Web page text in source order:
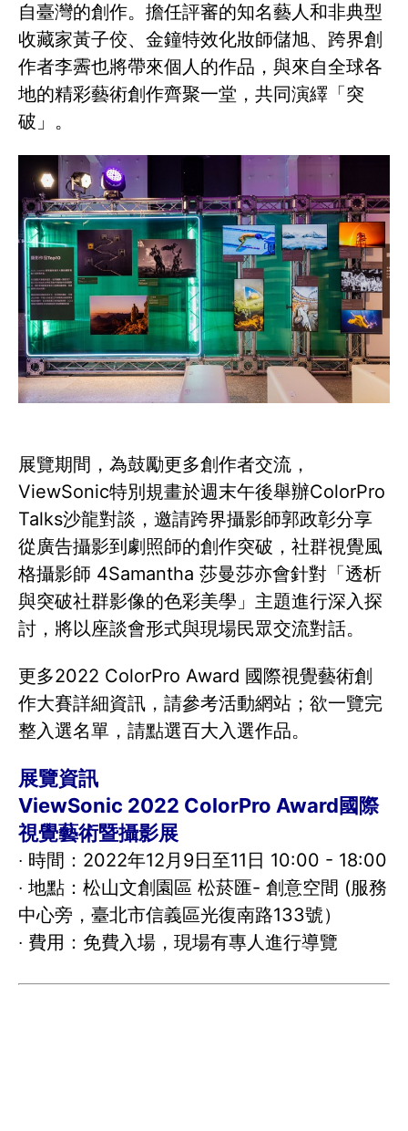
自臺灣的創作。擔任評審的知名藝人和非典型
收藏家黃子佼、金鐘特效化妝師儲旭、跨界創
作者李霽也將帶來個人的作品，與來自全球各
地的精彩藝術創作齊聚一堂，共同演繹「突
破」。
展覽期間，為鼓勵更多創作者交流，
ViewSonic特別規畫於週末午後舉辦ColorPro
Talks沙龍對談，邀請跨界攝影師郭政彰分享
從廣告攝影到劇照師的創作突破，社群視覺風
格攝影師 4Samantha 莎曼莎亦會針對「透析
與突破社群影像的色彩美學」主題進行深入探
討，將以座談會形式與現場民眾交流對話。
更多2022 ColorPro Award 國際視覺藝術創
作大賽詳細資訊，請參考活動網站；欲一覽完
整入選名單，請點選百大入選作品。
展覽資訊
ViewSonic 2022 ColorPro Award國際
視覺藝術暨攝影展
‧ 時間：2022年12月9日至11日 10:00 - 18:00
‧ 地點：松山文創園區 松菸匯- 創意空間 (服務
中心旁，臺北市信義區光復南路133號）
‧ 費用：免費入場，現場有專人進行導覽